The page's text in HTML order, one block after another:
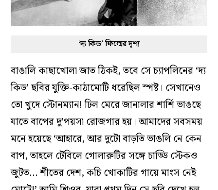
‘দ্য কিড’ ফিল্মের দৃশ্য
বাঙালি কাছাখোলা জাত ঠিকই, তবে সে চ্যাপলিনের ‘দ্য
কিড’ ছবির যুক্তি-কাঠামোটি ধরেছিল স্পষ্ট। সেখানেও
তো খুদে স্টোনম্যান! ঢিল মেরে জানালার শার্শি ভাঙছে
যাতে বাপের দু’পয়সা রোজগার হয়। আমাদের সবসময়
মনে হয়েছে ‘আহারে, আর দুটো বাড়তি ভাঙলি নে কেন
বাপ, তাহলে টেবিলে গোলারুটির সঙ্গে চাড্ডি স্টেকও
জুটত… শীতের দেশ, কচি খোকাটির গায়ে মাংস নেই